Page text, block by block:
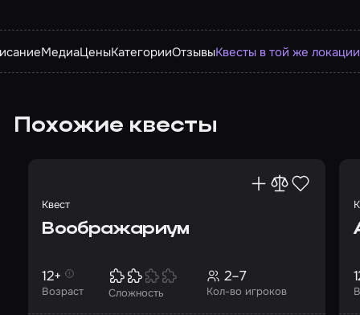
МедиаЦеныКатегорииОтзывыКвесты в той же локации
Похожие квесты
Квест
Воображариум
Возраст
12+
Сложность Кол-во игроков
2–7